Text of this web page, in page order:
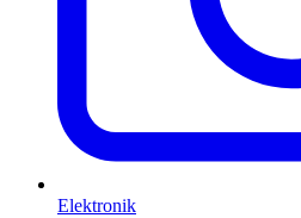
Elektronik